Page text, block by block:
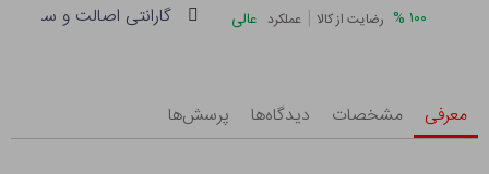
۱۰۰ % رضایت از کالا | عملکرد عالی گارانتی اصالت و سلامت
معرفی مشخصات دیدگاه‌ها پرسش‌ها